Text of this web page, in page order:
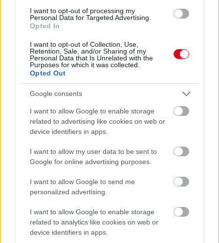
I want to opt-out of processing my
Personal Data for Targeted Advertising.
Opted In
I want to opt-out of Collection, Use,
Retention, Sale, and/or Sharing of my
Personal Data that Is Unrelated with the
Purposes for which it was collected.
Opted Out
Google consents
I want to allow Google to enable storage
related to advertising like cookies on web or
device identifiers in apps.
I want to allow my user data to be sent to
Google for online advertising purposes.
I want to allow Google to send me
personalized advertising.
I want to allow Google to enable storage
related to analytics like cookies on web or
device identifiers in apps.
Ha ezt érzed evés után, a szervezeted fontos dologra
próbál figyelmeztetni
Orvos figyelmeztet: ezt az apró reggeli tünetet ne